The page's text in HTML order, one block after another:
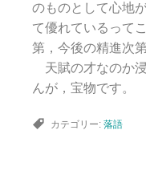
のものとして心地
て優れているって
第，今後の精進次第
天賦の才なのか
んが，宝物です。
カテゴリー: 落語